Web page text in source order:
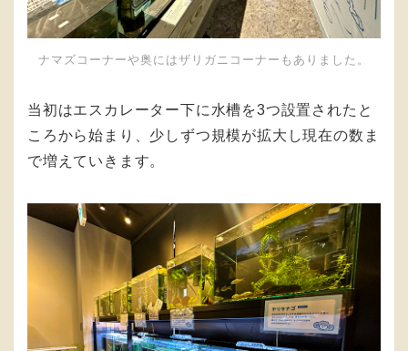
ナマズコーナーや奥にはザリガニコーナーもありました。
当初はエスカレーター下に水槽を3つ設置されたと
ころから始まり、少しずつ規模が拡大し現在の数ま
で増えていきます。